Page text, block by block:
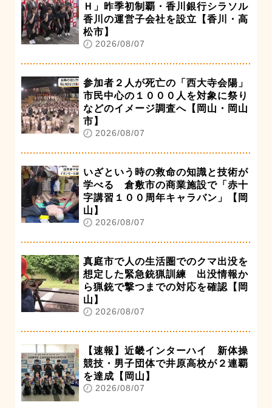
Ｈ」昨季初制覇・香川銀行シラソル
香川の運営子会社を設立【香川・高
松市】
2026/08/07
参加者２人が死亡の「西大寺会陽」
市民中心の１０００人を対象に祭り
などのイメージ調査へ【岡山・岡山
市】
2026/08/07
いざという時の救命の知識と技術が
学べる 倉敷市の商業施設で「赤十
字講習１００周年キャラバン」【岡
山】
2026/08/07
真庭市で人の生活圏でのクマ出没を
想定した緊急銃猟訓練 出没情報か
ら猟銃で撃つまでの対応を確認【岡
山】
2026/08/07
【速報】近畿インターハイ 新体操
競技・男子団体で井原高校が２連覇
を達成【岡山】
2026/08/07